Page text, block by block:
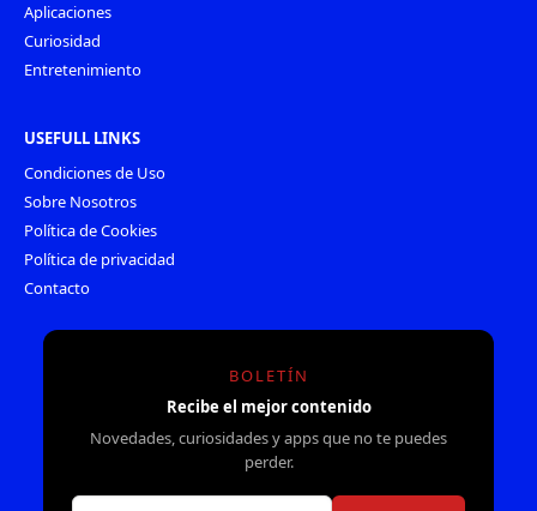
Aplicaciones
Curiosidad
Entretenimiento
USEFULL LINKS
Condiciones de Uso
Sobre Nosotros
Política de Cookies
Política de privacidad
Contacto
BOLETÍN
Recibe el mejor contenido
Novedades, curiosidades y apps que no te puedes
perder.